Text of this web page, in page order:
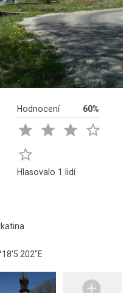
Hodnocení 60%
   

Hlasovalo 1 lidí